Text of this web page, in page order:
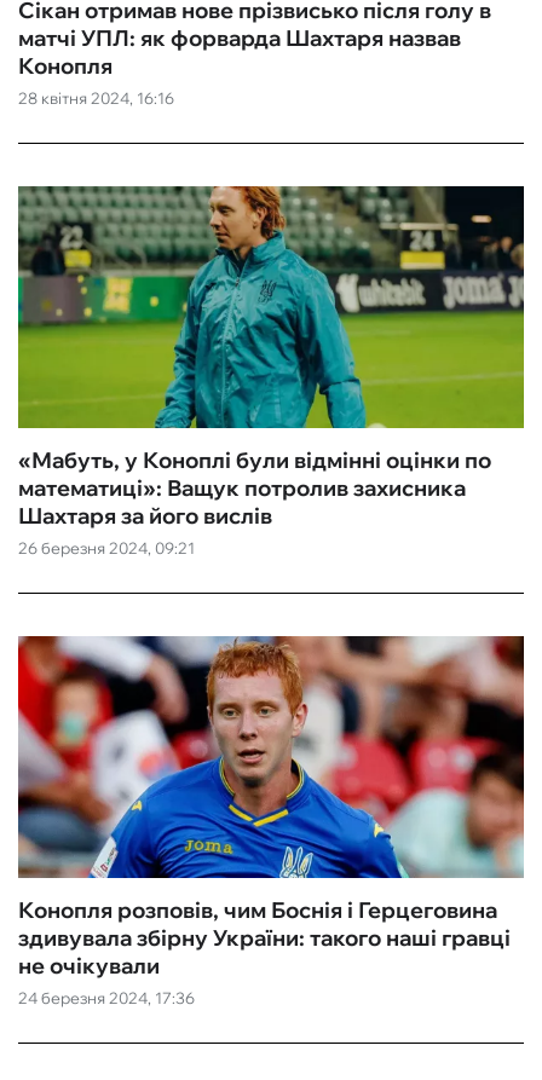
28 квітня 2024, 16:16
Сікан отримав нове прізвисько після голу в
матчі УПЛ: як форварда Шахтаря назвав
Конопля
26 березня 2024, 09:21
«Мабуть, у Коноплі були відмінні оцінки по
математиці»: Ващук потролив захисника
Шахтаря за його вислів
24 березня 2024, 17:36
Конопля розповів, чим Боснія і Герцеговина
здивувала збірну України: такого наші гравці
не очікували